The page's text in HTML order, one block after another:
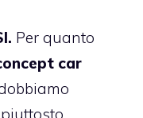
Per quanto
car